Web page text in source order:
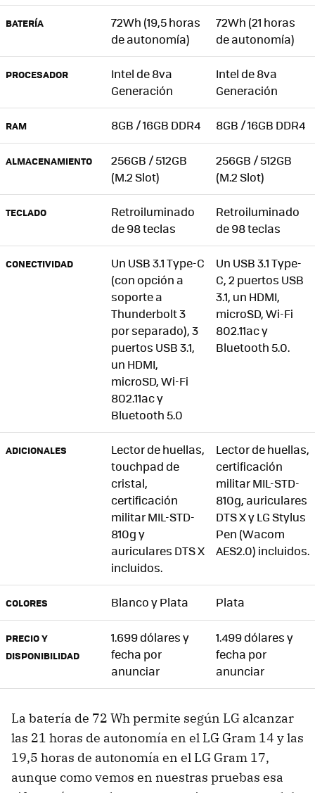
BATERÍA
72Wh (19,5 horas
de autonomía)
72Wh (21 horas
de autonomía)
PROCESADOR
Intel de 8va
Generación
Intel de 8va
Generación
RAM 8GB / 16GB DDR4 8GB / 16GB DDR4
ALMACENAMIENTO
256GB / 512GB
(M.2 Slot)
256GB / 512GB
(M.2 Slot)
TECLADO
Retroiluminado
de 98 teclas
Retroiluminado
de 98 teclas
CONECTIVIDAD
Un USB 3.1 Type-C
(con opción a
soporte a
Thunderbolt 3
por separado), 3
puertos USB 3.1,
un HDMI,
microSD, Wi-Fi
802.11ac y
Bluetooth 5.0
Un USB 3.1 Type-
C, 2 puertos USB
3.1, un HDMI,
microSD, Wi-Fi
802.11ac y
Bluetooth 5.0.
ADICIONALES
Lector de huellas,
touchpad de
cristal,
certificación
militar MIL-STD-
810g y
auriculares DTS X
incluidos.
Lector de huellas,
certificación
militar MIL-STD-
810g, auriculares
DTS X y LG Stylus
Pen (Wacom
AES2.0) incluidos.
COLORES Blanco y Plata Plata
PRECIO Y
DISPONIBILIDAD
1.699 dólares y
fecha por
anunciar
1.499 dólares y
fecha por
anunciar
La batería de 72 Wh permite según LG alcanzar
las 21 horas de autonomía en el LG Gram 14 y las
19,5 horas de autonomía en el LG Gram 17,
aunque como vemos en nuestras pruebas esa